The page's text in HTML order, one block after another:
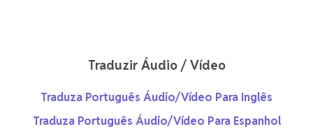
Traduzir Áudio / Vídeo
Traduza Português Áudio/Vídeo Para Inglês
Traduza Português Áudio/Vídeo Para Espanhol